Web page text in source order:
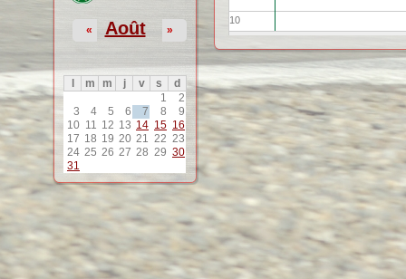
Août
« »
m m j v s
d
1
2
3
4 5 6 7 8
9
10 11 12 13 14 15 16
17 18 19 20 21 22 23
24 25 26 27 28 29 30
31
10
11
12
13
15